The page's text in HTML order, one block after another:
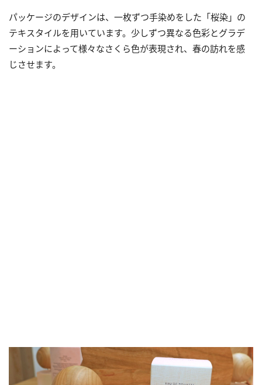
パッケージのデザインは、一枚ずつ手染めをした「桜染」の
テキスタイルを用いています。少しずつ異なる色彩とグラデ
ーションによって様々なさくら色が表現され、春の訪れを感
じさせます。